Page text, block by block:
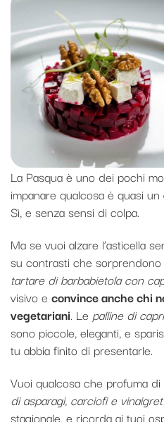
La Pasqua è uno dei pochi
impanare qualcosa è quasi
Sì, e senza sensi di colpa.
Ma se vuoi alzare l’asticella
su contrasti che
tartare di barbabietola con
visivo e convince anche chi
vegetariani. Le palline di
sono piccole, eleganti, e
tu abbia finito di presentarle.
Vuoi qualcosa che profuma di
di asparagi, carciofi e
stagionale, e ricorda ai tuoi